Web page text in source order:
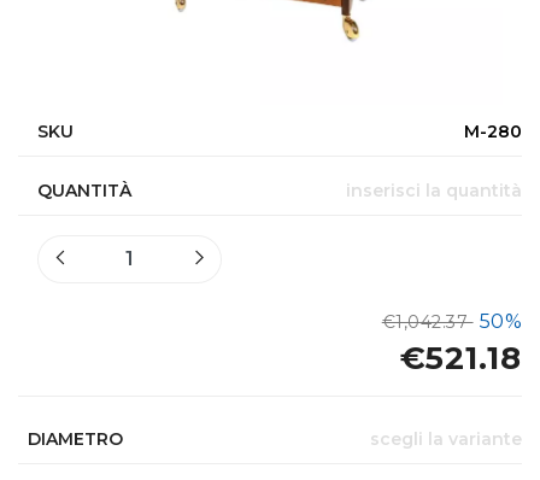
SKU M-280
QUANTITÀ inserisci la quantità
€1,042.37 50%
€521.18
DIAMETRO scegli la variante